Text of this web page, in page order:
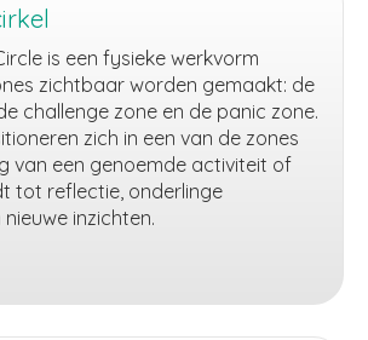
is een fysieke werkvorm
zichtbaar worden gemaakt: de
challenge zone en de panic zone.
zich in een van de zones
van een genoemde activiteit of
tot reflectie, onderlinge
inzichten.